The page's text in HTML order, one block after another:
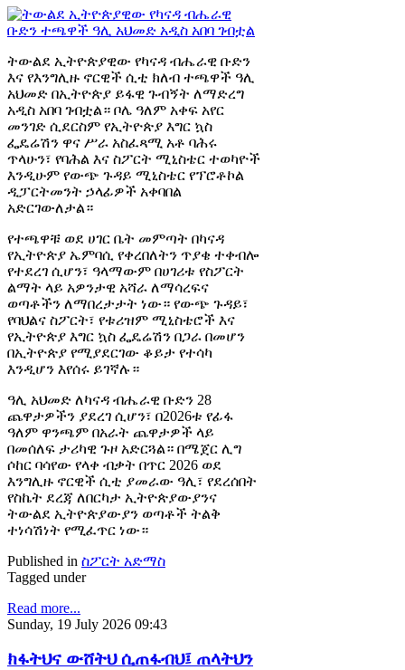
ትውልደ ኢትዮጵያዊው የካናዳ ብሔራዊ ቡድን
እና የእንግሊዙ ኖርዊች ሲቲ ክለብ ተጫዋች ዓሊ
አህመድ በኢትዮጵያ ይፋዊ ጉብኝት ለማድረግ
አዲስ አበባ ገብቷል። ቦሌ ዓለም አቀፍ አየር
መንገድ ሲደርስም የኢትዮጵያ እግር ኳስ
ፌዴሬሽን ዋና ሥራ አስፈጻሚ አቶ ባሕሩ
ጥላሁን፣ የባሕል እና ስፖርት ሚኒስቴር ተወካዮች
እንዲሁም የውጭ ጉዳይ ሚኒስቴር የፕሮቶኮል
ዲፓርትመንት ኃላፊዎች አቀባበል
አድርገውለታል።
የተጫዋቹ ወደ ሀገር ቤት መምጣት በካናዳ
የኢትዮጵያ ኤምባሲ የቀረበለትን ጥያቄ ተቀብሎ
የተደረገ ሲሆን፣ ዓላማውም በሀገሪቱ የስፖርት
ልማት ላይ አዎንታዊ አሻራ ለማሳረፍና
ወጣቶችን ለማበረታታት ነው። የውጭ ጉዳይ፣
የባህልና ስፖርት፣ የቱሪዝም ሚኒስቴሮች እና
የኢትዮጵያ እግር ኳስ ፌዴሬሽን በጋራ በመሆን
በኢትዮጵያ የሚያደርገው ቆይታ የተሳካ
እንዲሆን እየሰሩ ይገኛሉ።
ዓሊ አህመድ ለካናዳ ብሔራዊ ቡድን 28
ጨዋታዎችን ያደረገ ሲሆን፣ በ2026ቱ የፊፋ
ዓለም ዋንጫም በአራት ጨዋታዎች ላይ
በመሰለፍ ታሪካዊ ጉዞ አድርጓል። በሜጀር ሊግ
ሶከር ባሳየው የላቀ ብቃት በጥር 2026 ወደ
እንግሊዙ ኖርዊች ሲቲ ያመራው ዓሊ፣ የደረሰበት
የስኬት ደረጃ ለበርካታ ኢትዮጵያውያንና
ትውልደ ኢትዮጵያውያን ወጣቶች ትልቅ
ተነሳሽነት የሚፈጥር ነው።
Published in ስፖርት አድማስ
Tagged under
Read more...
Sunday, 19 July 2026 09:43
ክፋትህና ውሸትህ ሲጠፋብህ፤ ጠላትህን